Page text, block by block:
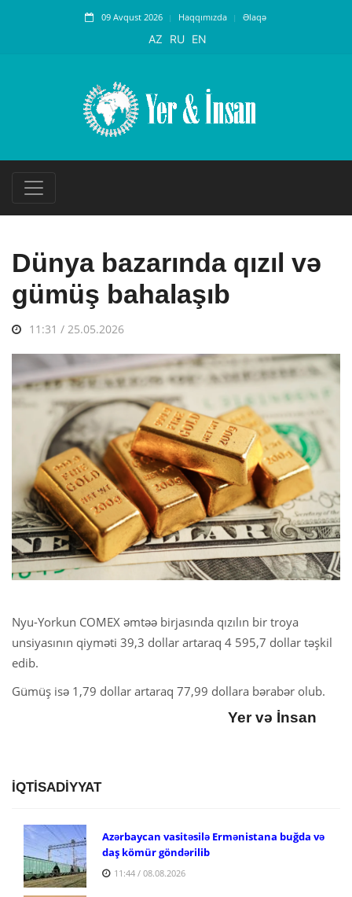
09 Avqust 2026 Haqqımızda Əlaqə
AZ RU EN
Dünya bazarında qızıl və
gümüş bahalaşıb
11:31 / 25.05.2026
Nyu-Yorkun COMEX əmtəə birjasında qızılın bir troya
unsiyasının qiyməti 39,3 dollar artaraq 4 595,7 dollar təşkil
edib.
Gümüş isə 1,79 dollar artaraq 77,99 dollara bərabər olub.
Yer və İnsan
İQTİSADİYYAT
Azərbaycan vasitəsilə Ermənistana buğda və
daş kömür göndərilib
11:44 / 08.08.2026